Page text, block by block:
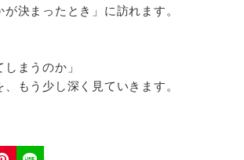
が決まったとき」に訪れます。
しまうのか」
もう少し深く見ていきます。